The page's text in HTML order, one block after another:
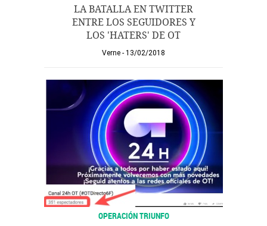
LA BATALLA EN TWITTER
ENTRE LOS SEGUIDORES Y
LOS 'HATERS' DE OT
Verne 13/02/2018
OPERACIÓN TRIUNFO